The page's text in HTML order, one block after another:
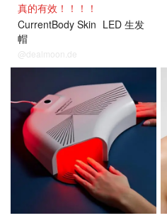
真的有效！！！！
CurrentBody Skin LED 生发
帽
@dealmoon.de